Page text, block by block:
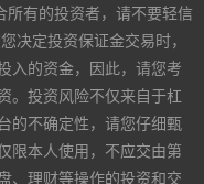
有的投资者，请不要轻信
决定投资保证金交易时，
入的资金，因此，请您考
。投资风险不仅来自于杠
的不确定性，请您仔细甄
限本人使用，不应交由第
、理财等操作的投资和交